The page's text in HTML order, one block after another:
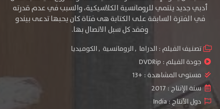
أدبي جديد ينتمي للرومانسية الكلاسيكية، والسبب في عدم قدرته
في الفترة السابقة على الكتابة هى فتاة كان يحبها تدعى بيندو
وفقد كل سبل الاتصال بها.
تصنيف الفيلم : الدراما ,الرومانسية ,الكوميديا
جودة الفيلم : DVDRip
مستوى المشاهدة : +13
سنة الإنتاج : 2017
دول الأنتاج :India